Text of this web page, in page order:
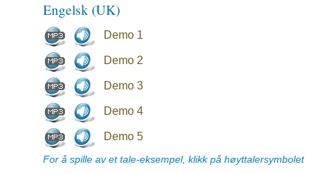
Engelsk (UK)
Demo 1
Demo 2
Demo 3
Demo 4
Demo 5
For å spille av et tale-eksempel, klikk på høyttalersymbolet